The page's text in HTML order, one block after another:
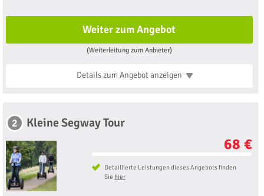
Weiter zum Angebot
(Weiterleitung zum Anbieter)
Details zum Angebotanzeigen
2 Kleine Segway Tour
68 €
Detaillierte Leistungen dieses Angebots finden
Sie hier